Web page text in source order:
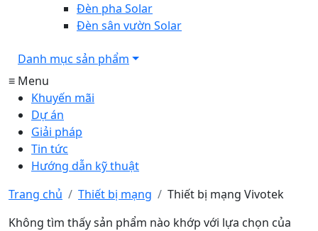
Đèn pha Solar
Đèn sân vườn Solar
Danh mục sản phẩm
≡ Menu
Khuyến mãi
Dự án
Giải pháp
Tin tức
Hướng dẫn kỹ thuật
Trang chủ
Thiết bị mạng
Thiết bị mạng Vivotek
Không tìm thấy sản phẩm nào khớp với lựa chọn của